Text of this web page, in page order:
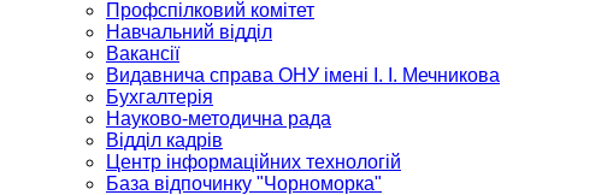
Профспілковий комітет
Навчальний відділ
Вакансії
Видавнича справа ОНУ імені І. І. Мечникова
Бухгалтерія
Науково-методична рада
Відділ кадрів
Центр інформаційних технологій
База відпочинку "Чорноморка"